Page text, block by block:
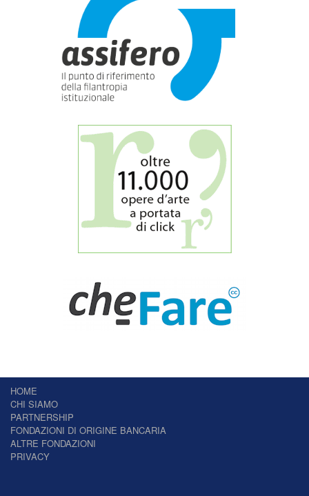
HOME
CHI SIAMO
PARTNERSHIP
FONDAZIONI DI ORIGINE BANCARIA
ALTRE FONDAZIONI
PRIVACY